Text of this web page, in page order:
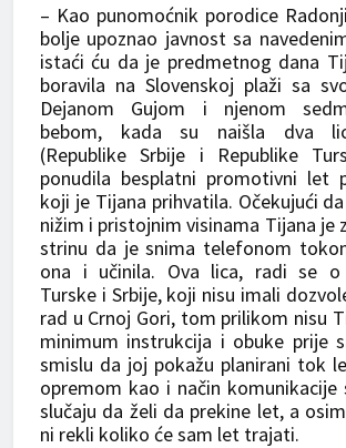
– Kao punomoćnik porodice
bolje upoznao javnost sa
istaći ću da je predmetnog dana
boravila na Slovenskoj plaži sa
Dejanom Gujom i njenom
bebom, kada su naišla dva
(Republike Srbije i Republike
ponudila besplatni promotivni let
koji je Tijana prihvatila. Očekujući
nižim i pristojnim visinama Tijana je
strinu da je snima telefonom
ona i učinila. Ova lica, radi se o
Turske i Srbije, koji nisu imali
rad u Crnoj Gori, tom prilikom nisu
minimum instrukcija i obuke prije
smislu da joj pokažu planirani tok
opremom kao i način komunikacije
slučaju da želi da prekine let, a
ni rekli koliko će sam let trajati.